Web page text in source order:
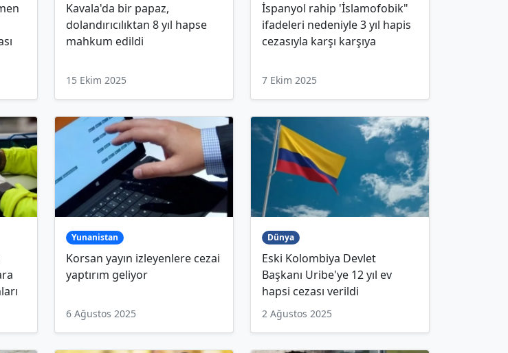
Kavala'da bir papaz,
dolandırıcılıktan 8 yıl hapse
mahkum edildi
15 Ekim 2025
İspanyol rahip 'İslamofobik"
ifadeleri nedeniyle 3 yıl hapis
cezasıyla karşı karşıya
7 Ekim 2025
Yunanistan
Korsan yayın izleyenlere cezai
yaptırım geliyor
6 Ağustos 2025
Dünya
Eski Kolombiya Devlet
Başkanı Uribe'ye 12 yıl ev
hapsi cezası verildi
2 Ağustos 2025